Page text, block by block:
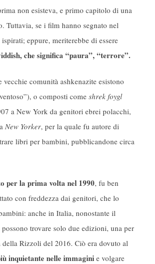
non esisteva, e primo capitolo di una
Tuttavia, se i film hanno segnato nel
eppure, meriterebbe di essere
che significa “paura”, “terrore”.
comunità ashkenazite esistono
o composti come shrek foygl
a New York da genitori ebrei polacchi,
New Yorker, per la quale fu autore di
libri per bambini, pubblicandone circa
per la prima volta nel 1990, fu ben
con freddezza dai genitori, che lo
anche in Italia, nonostante il
trovare solo due edizioni, una per
Rizzoli del 2016. Ciò era dovuto al
inquietante nelle immaginie volgare